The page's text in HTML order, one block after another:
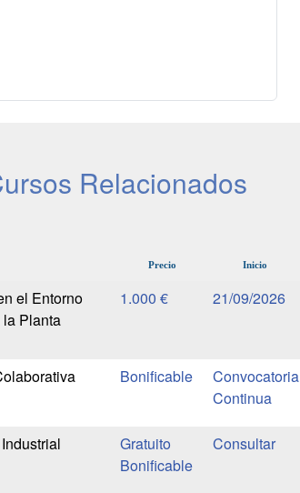
Relacionados
Precio Inicio
el Entorno
Planta
1.000 € 21/09/2026
Bonificable
Convocatoria
Continua
Gratuito
Bonificable